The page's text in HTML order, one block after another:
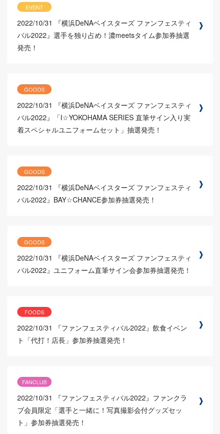
EVENT
2022/10/31
『横浜DeNAベイスターズ ファンフェスティ
バル2022』選手を独り占め！濃meetsタイム参加券抽選
発売！
GOODS
2022/10/31
『横浜DeNAベイスターズ ファンフェスティ
バル2022』「I☆YOKOHAMA SERIES 直筆サイン入り実
着スペシャルユニフォームセット」抽選発売！
GOODS
2022/10/31
『横浜DeNAベイスターズ ファンフェスティ
バル2022』BAY☆CHANCE参加券抽選発売！
GOODS
2022/10/31
『横浜DeNAベイスターズ ファンフェスティ
バル2022』ユニフォーム直筆サイン会参加券抽選発売！
FOODS
2022/10/31
『ファンフェスティバル2022』飲食イベン
ト「代打！店長」参加券抽選発売！
FANCLUB
2022/10/31
『ファンフェスティバル2022』ファンクラ
ブ会員限定「選手と一緒に！写真撮影会付グッズセッ
ト」参加券抽選発売！